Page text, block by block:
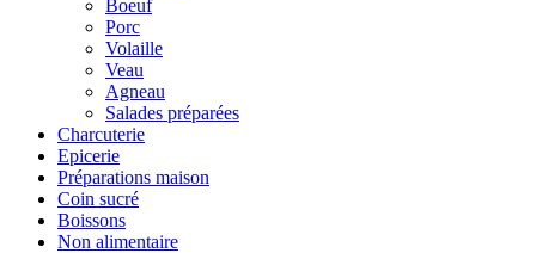
Boeuf
Porc
Volaille
Veau
Agneau
Salades préparées
Charcuterie
Epicerie
Préparations maison
Coin sucré
Boissons
Non alimentaire